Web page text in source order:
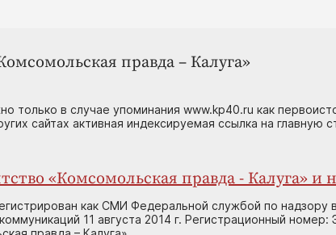
правда – Калуга»
только в случае упоминания www.kp40.ru как
сайтах активная индексируемая ссылка на главную
«Комсомольская правда - Калуга» и
как СМИ Федеральной службой по надзору
11 августа 2014 г. Регистрационный